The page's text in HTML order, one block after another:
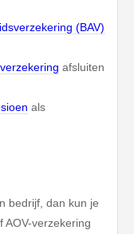
(BAV)
afsluiten
als
bedrijf, dan kun je
verzekering